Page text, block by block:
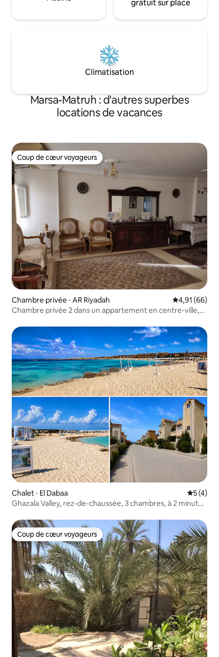
gratuit sur place
Climatisation
Marsa-Matruh : d'autres superbes
locations de vacances
Coup de cœur voyageurs
Coup de cœur voyageurs
Chambre privée ⋅ AR Riyadah Évaluation
4,91 (66)
Chambre privée 2 dans un appartement en centre-ville,
Chalet ⋅ El Dabaa
5 (4)
Ghazala Valley, rez-de-chaussée, 3 chambres, à 2 minutes
Coup de cœur voyageurs
Coup de cœur voyageurs